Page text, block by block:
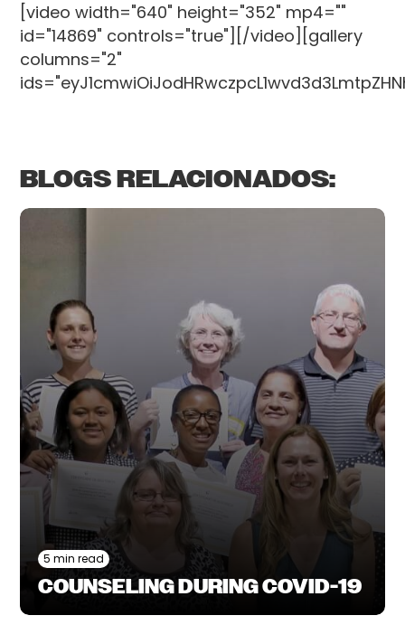
[video width="640" height="352" mp4=""
id="14869" controls="true"][/video][gallery
columns="2"
BLOGS RELACIONADOS:
5 min read
COUNSELING DURING COVID-19